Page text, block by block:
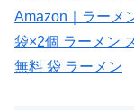
Amazon｜ラーメ
袋×2個 ラーメン
無料 袋 ラーメン